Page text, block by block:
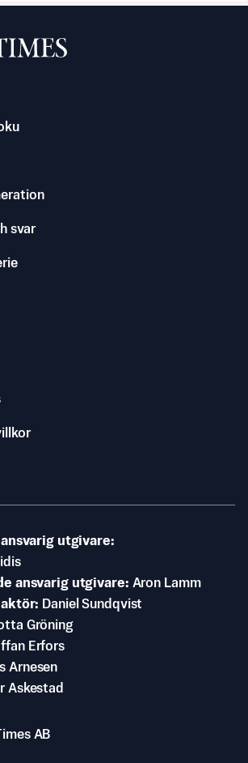
Times
svar
utgivare
ansvarig utgivare Aron Lamm
Daniel Sundqvist
Gröning
Erfors
Arnesen
Askestad
AB